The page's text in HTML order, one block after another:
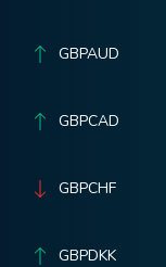
GBPAUD
GBPCAD
GBPCHF
GBPDKK